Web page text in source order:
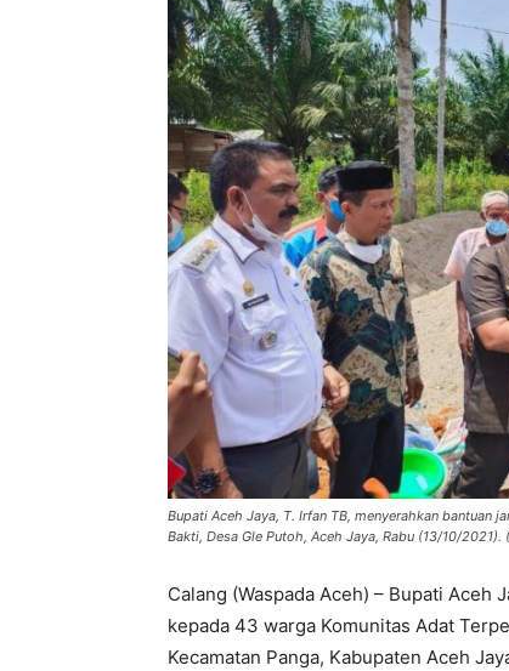
Bupati Aceh Jaya, T. Irfan TB, menyerahkan bantuan
Bakti, Desa Gle Putoh, Aceh Jaya, Rabu (13/10/2021).
Calang (Waspada Aceh) – Bupati Aceh
kepada 43 warga Komunitas Adat
Kecamatan Panga, Kabupaten Aceh